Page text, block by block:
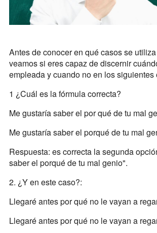
Antes de conocer en qué casos se
veamos si eres capaz de discernir
empleada y cuando no en los siguientes
1 ¿Cuál es la fórmula correcta?
Me gustaría saber el por qué de tu mal
Me gustaría saber el porqué de tu mal
Respuesta: es correcta la segunda
saber el porqué de tu mal genio".
2. ¿Y en este caso?:
Llegaré antes por qué no le vayan a
Llegaré antes por qué no le vayan a